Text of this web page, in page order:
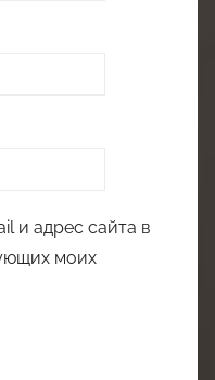
и адрес сайта в
моих